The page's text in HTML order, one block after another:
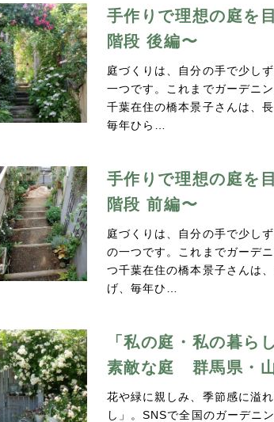
手作りで理想の庭を
階段 後編〜
庭づくりは、自分の手で少し
一つです。これまでガーデニ
千葉在住の橋本景子さんは、
毎年ひら…
手作りで理想の庭を
階段 前編〜
庭づくりは、自分の手で少し
の一つです。これまでガーデ
つ千葉在住の橋本景子さんは
げ、毎年ひ…
「私の庭・私の暮ら
素敵な庭 群馬県・
花や緑に親しみ、季節感に溢
し」。SNSで全国のガーデニ